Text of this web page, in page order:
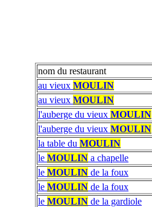
nom du restaurant
au vieux MOULIN
au vieux MOULIN
l'auberge du vieux MOULIN
l'auberge du vieux MOULIN
la table du MOULIN
le MOULIN a chapelle
le MOULIN de la foux
le MOULIN de la foux
le MOULIN de la gardiole